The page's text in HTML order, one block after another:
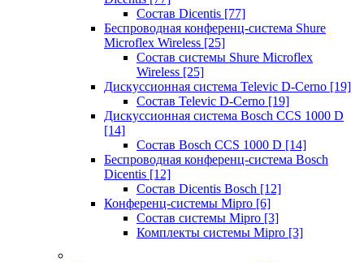
Состав Dicentis [77]
Беспроводная конференц-система Shure
Microflex Wireless [25]
Состав системы Shure Microflex
Wireless [25]
Дискуссионная система Televic D-Cerno [19]
Состав Televic D-Cerno [19]
Дискуссионная система Bosch CCS 1000 D
[14]
Состав Bosch CCS 1000 D [14]
Беспроводная конференц-система Bosch
Dicentis [12]
Состав Dicentis Bosch [12]
Конференц-системы Mipro [6]
Состав системы Mipro [3]
Комплекты системы Mipro [3]